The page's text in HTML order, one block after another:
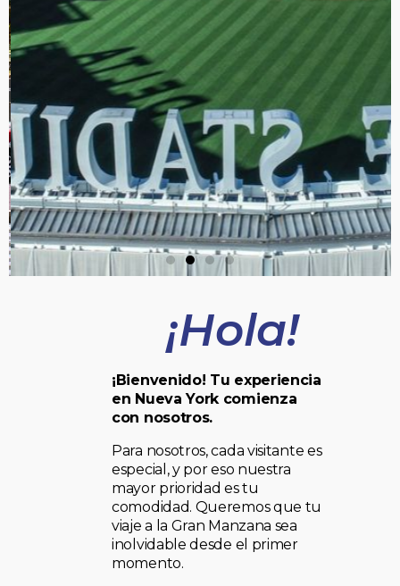
¡Hola!
¡Bienvenido! Tu experiencia
en Nueva York comienza
con nosotros.
Para nosotros, cada visitante es
especial, y por eso nuestra
mayor prioridad es tu
comodidad. Queremos que tu
viaje a la Gran Manzana sea
inolvidable desde el primer
momento.